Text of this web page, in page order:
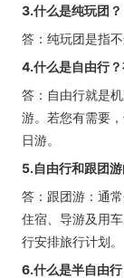
3.什么是纯玩团？
答：纯玩团是指
4.什么是自由行？
答：自由行就是
游。若您有需要
日游。
5.自由行和跟团
答：跟团游：通
住宿、导游及用
行安排旅行计划。
6.什么是半自由行